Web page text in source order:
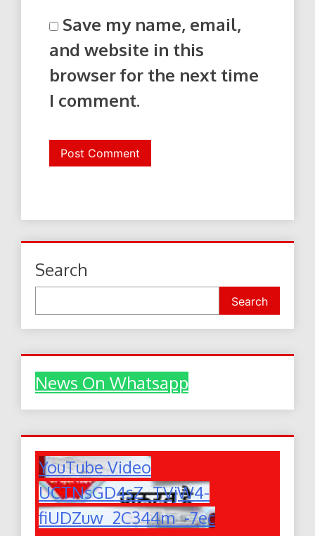
Save my name, email,
and website in this
browser for the next time
I comment.
Search
Search
News On Whatsapp
YouTube Video
UCTNsGD4sZ_TVjW4-
fiUDZuw_2C344m_-7ec